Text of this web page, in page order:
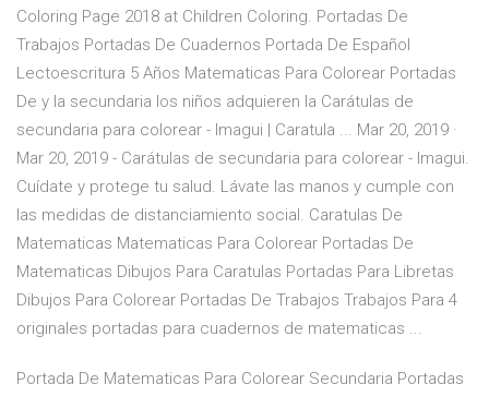
Coloring Page 2018 at Children Coloring. Portadas De
Trabajos Portadas De Cuadernos Portada De Español
Lectoescritura 5 Años Matematicas Para Colorear Portadas
De y la secundaria los niños adquieren la Carátulas de
secundaria para colorear - Imagui | Caratula ... Mar 20, 2019 ·
Mar 20, 2019 - Carátulas de secundaria para colorear - Imagui.
Cuídate y protege tu salud. Lávate las manos y cumple con
las medidas de distanciamiento social. Caratulas De
Matematicas Matematicas Para Colorear Portadas De
Matematicas Dibujos Para Caratulas Portadas Para Libretas
Dibujos Para Colorear Portadas De Trabajos Trabajos Para 4
originales portadas para cuadernos de matematicas ...
Portada De Matematicas Para Colorear Secundaria Portadas